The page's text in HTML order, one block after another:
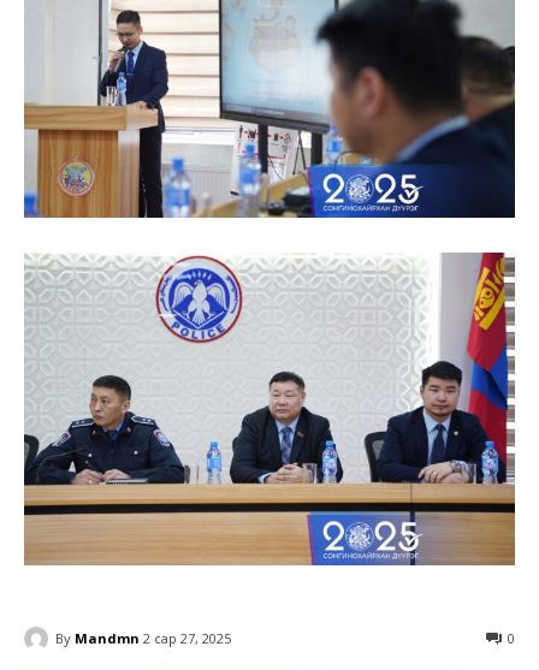
By Mandmn 2 сар 27, 2025 0